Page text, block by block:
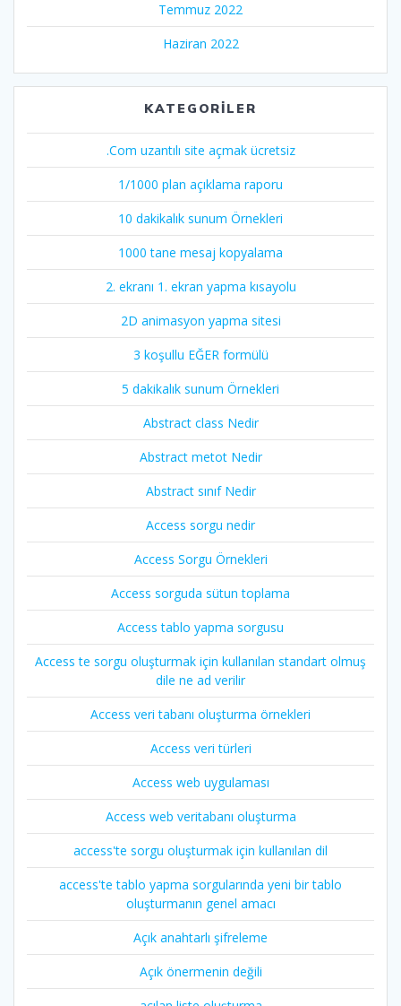
Temmuz 2022
Haziran 2022
KATEGORILER
.Com uzantılı site açmak ücretsiz
1/1000 plan açıklama raporu
10 dakikalık sunum Örnekleri
1000 tane mesaj kopyalama
2. ekranı 1. ekran yapma kısayolu
2D animasyon yapma sitesi
3 koşullu EĞER formülü
5 dakikalık sunum Örnekleri
Abstract class Nedir
Abstract metot Nedir
Abstract sınıf Nedir
Access sorgu nedir
Access Sorgu Örnekleri
Access sorguda sütun toplama
Access tablo yapma sorgusu
Access te sorgu oluşturmak için kullanılan standart olmuş
dile ne ad verilir
Access veri tabanı oluşturma örnekleri
Access veri türleri
Access web uygulaması
Access web veritabanı oluşturma
access'te sorgu oluşturmak için kullanılan dil
access'te tablo yapma sorgularında yeni bir tablo
oluşturmanın genel amacı
Açık anahtarlı şifreleme
Açık önermenin değili